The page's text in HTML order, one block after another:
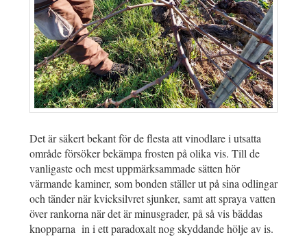
Det är säkert bekant för de flesta att vinodlare i utsatta
område försöker bekämpa frosten på olika vis. Till de
vanligaste och mest uppmärksammade sätten hör
värmande kaminer, som bonden ställer ut på sina odlingar
och tänder när kvicksilvret sjunker, samt att spraya vatten
över rankorna när det är minusgrader, på så vis bäddas
knopparna in i ett paradoxalt nog skyddande hölje av is.